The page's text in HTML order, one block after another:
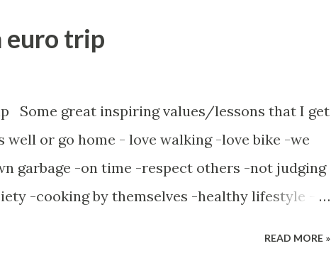
euro trip
Some great inspiring values/lessons that I get
or go home - love walking -love bike -we
garbage -on time -respect others -not judging
-cooking by themselves -healthy lifestyle -
READ MORE »